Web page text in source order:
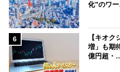
化”のワ
6
【キオ
増」も期
億円超・